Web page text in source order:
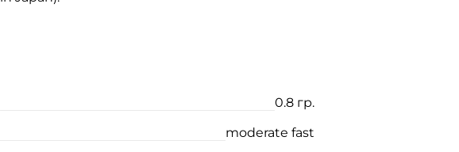
0.8 гр.
moderate fast